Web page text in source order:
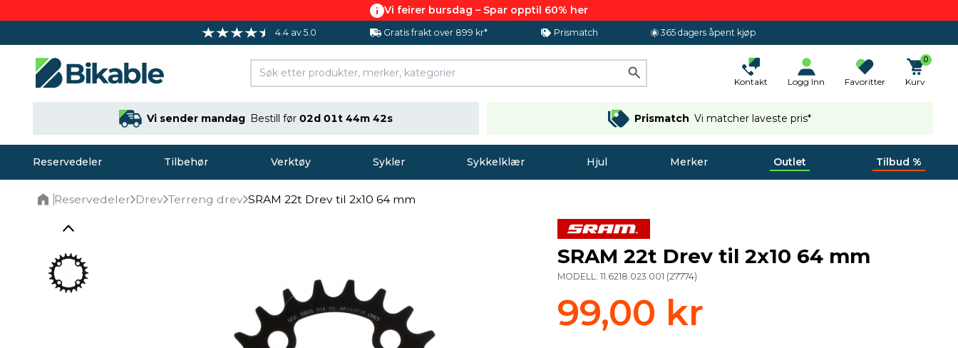
Vi feirer bursdag – Spar opptil 60% her
4.4 av 5.0 Gratis frakt over 899 kr* Prismatch 365 dagers åpent kjøp
Kontakt Logg Inn Favoritter
0
Kurv
Vi sender mandag Bestill før02d 01t 44m 41s Prismatch Vi matcher laveste pris*
Reservedeler Tilbehør Verktøy Sykler Sykkelklær Hjul Merker Outlet Tilbud %
Reservedeler Drev Terreng drev SRAM 22t Drev til 2x10 64 mm
SRAM 22t Drev til 2x10 64 mm
MODELL:11.6218.023.001 (27774)
99,00 kr